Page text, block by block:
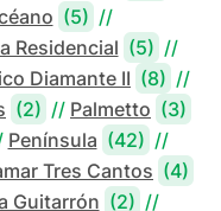
(5) //
Residencial (5) //
Diamante II (8) //
(2) // Palmetto (3)
Península (42) //
Tres Cantos (4)
Guitarrón (2) //